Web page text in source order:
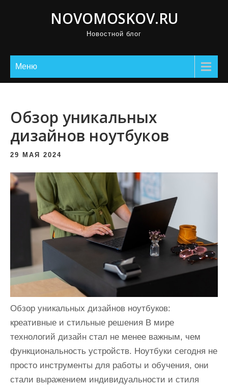
NOVOMOSKOV.RU
Новостной блог
Меню
Обзор уникальных
дизайнов ноутбуков
29 МАЯ 2024
Обзор уникальных дизайнов ноутбуков:
креативные и стильные решения В мире
технологий дизайн стал не менее важным, чем
функциональность устройств. Ноутбуки сегодня не
просто инструменты для работы и обучения, они
стали выражением индивидуальности и стиля